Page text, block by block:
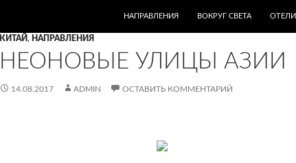
НАПРАВЛЕНИЯ
ВОКРУГ СВЕТА ОТЕЛИ
КИТАЙ, НАПРАВЛЕНИЯ
НЕОНОВЫЕ УЛИЦЫ АЗИИ
14.08.2017 ADMIN ОСТАВИТЬ КОММЕНТАРИЙ